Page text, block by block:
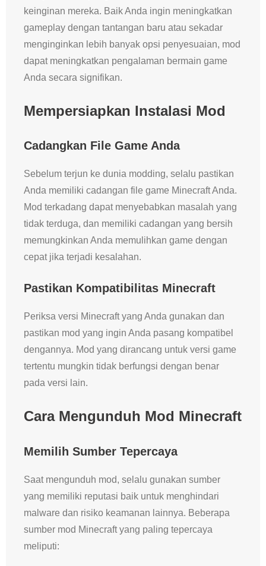
keinginan mereka. Baik Anda ingin meningkatkan
gameplay dengan tantangan baru atau sekadar
menginginkan lebih banyak opsi penyesuaian, mod
dapat meningkatkan pengalaman bermain game
Anda secara signifikan.
Mempersiapkan Instalasi Mod
Cadangkan File Game Anda
Sebelum terjun ke dunia modding, selalu pastikan
Anda memiliki cadangan file game Minecraft Anda.
Mod terkadang dapat menyebabkan masalah yang
tidak terduga, dan memiliki cadangan yang bersih
memungkinkan Anda memulihkan game dengan
cepat jika terjadi kesalahan.
Pastikan Kompatibilitas Minecraft
Periksa versi Minecraft yang Anda gunakan dan
pastikan mod yang ingin Anda pasang kompatibel
dengannya. Mod yang dirancang untuk versi game
tertentu mungkin tidak berfungsi dengan benar
pada versi lain.
Cara Mengunduh Mod Minecraft
Memilih Sumber Tepercaya
Saat mengunduh mod, selalu gunakan sumber
yang memiliki reputasi baik untuk menghindari
malware dan risiko keamanan lainnya. Beberapa
sumber mod Minecraft yang paling tepercaya
meliputi: